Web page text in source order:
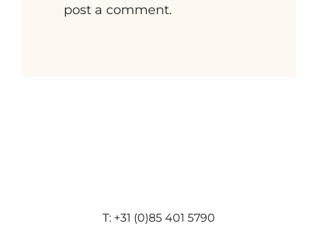
post a comment.
T: +31 (0)85 401 5790